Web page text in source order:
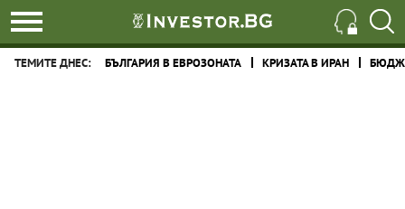
ТЕМИТЕ ДНЕС: БЪЛГАРИЯ В ЕВРОЗОНАТА КРИЗАТА В ИРАН